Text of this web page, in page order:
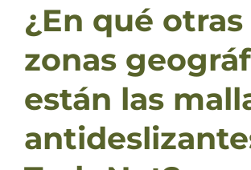
¿En qué otras
zonas
están las